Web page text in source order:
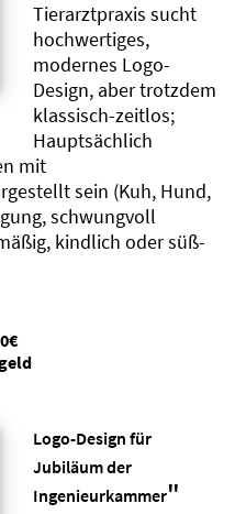
Tierarztpraxis sucht
hochwertiges,
modernes Logo-
Design, aber trotzdem
klassisch-zeitlos;
Hauptsächlich
mit
sein (Kuh, Hund,
schwungvoll
kindlich oder süß-
Logo-Design für
Jubiläum der
Ingenieurkammer"